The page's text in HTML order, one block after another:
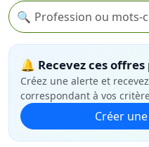
Recherche
🔍
🔔 Recevez ces
Créez une alerte et
correspondant à vos
Créer